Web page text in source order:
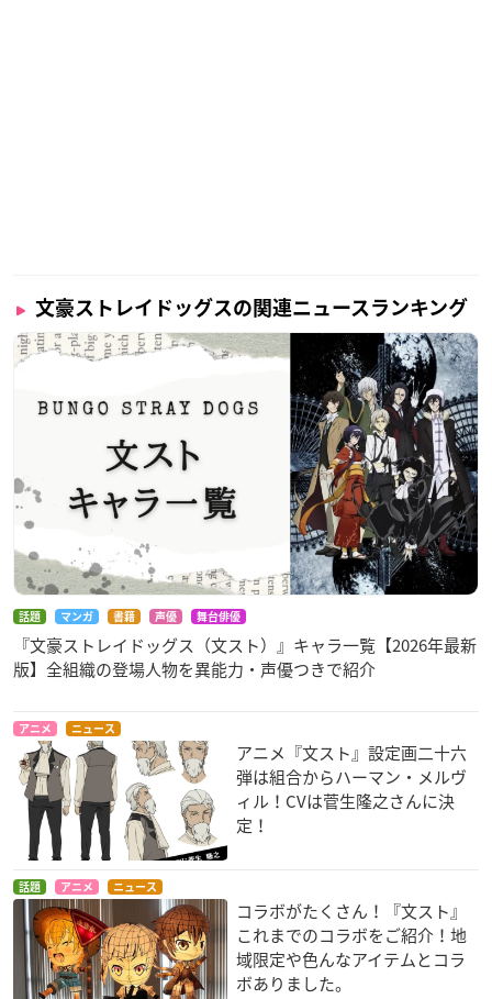
文豪ストレイドッグスの関連ニュースランキング
話題 マンガ 書籍 声優 舞台俳優
『文豪ストレイドッグス（文スト）』キャラ一覧【2026年最新
版】全組織の登場人物を異能力・声優つきで紹介
アニメ ニュース
アニメ『文スト』設定画二十六
弾は組合からハーマン・メルヴ
ィル！CVは菅生隆之さんに決
定！
話題 アニメ ニュース
コラボがたくさん！『文スト』
これまでのコラボをご紹介！地
域限定や色んなアイテムとコラ
ボありました。